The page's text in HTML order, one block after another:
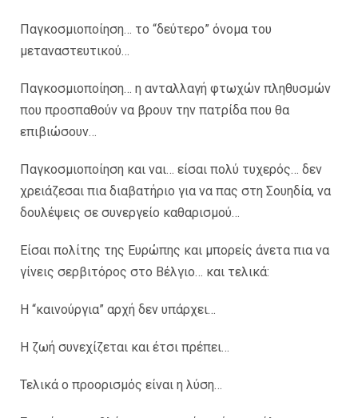
Παγκοσμιοποίηση… το “δεύτερο” όνομα του
μεταναστευτικού…
Παγκοσμιοποίηση… η ανταλλαγή φτωχών πληθυσμών
που προσπαθούν να βρουν την πατρίδα που θα
επιβιώσουν…
Παγκοσμιοποίηση και ναι… είσαι πολύ τυχερός… δεν
χρειάζεσαι πια διαβατήριο για να πας στη Σουηδία, να
δουλέψεις σε συνεργείο καθαρισμού…
Είσαι πολίτης της Ευρώπης και μπορείς άνετα πια να
γίνεις σερβιτόρος στο Βέλγιο… και τελικά:
Η “καινούργια” αρχή δεν υπάρχει…
Η ζωή συνεχίζεται και έτσι πρέπει…
Τελικά ο προορισμός είναι η λύση…